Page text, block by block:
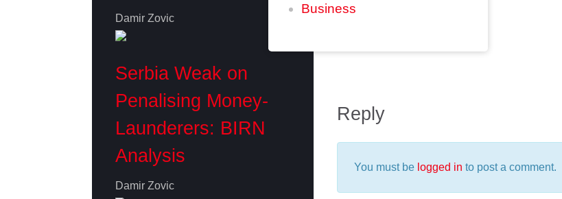
Business
Damir Zovic
Serbia Weak on
Penalising Money-
Launderers: BIRN
Analysis
Damir Zovic
Reply
You must be logged in to post a comment.